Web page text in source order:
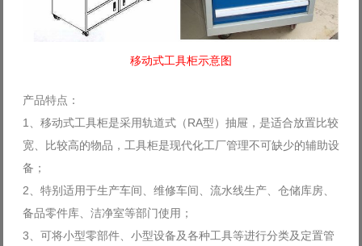
移动式工具柜示意图
产品特点：
1、移动式工具柜是采用轨道式（RA型）抽屉，是适合放置比较
宽、比较高的物品，工具柜是现代化工厂管理不可缺少的辅助设
备；
2、特别适用于生产车间、维修车间、流水线生产、仓储库房、
备品零件库、洁净室等部门使用；
3、可将小型零部件、小型设备及各种工具等进行分类及定置管